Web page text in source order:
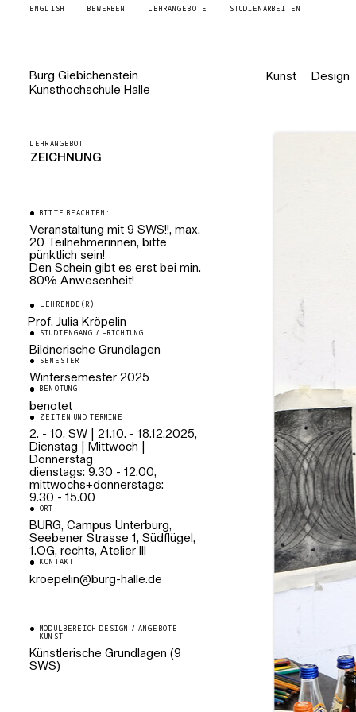
ENGLISH BEWERBEN LEHRANGEBOTE STUDIENARBEITEN
Burg Giebichenstein
Kunsthochschule Halle
Kunst Design
LEHRANGEBOT
ZEICHNUNG
BITTE BEACHTEN:
Veranstaltung mit 9 SWS!!, max.
20 Teilnehmerinnen, bitte
pünktlich sein!
Den Schein gibt es erst bei min.
80% Anwesenheit!
LEHRENDE(R)
Prof. Julia Kröpelin
Professorin für Bildnerische
STUDIENGANG / -RICHTUNG
Bildnerische Grundlagen
SEMESTER
Wintersemester 2025
BENOTUNG
benotet
ZEITEN UND TERMINE
2. - 10. SW | 21.10. - 18.12.2025,
Dienstag | Mittwoch |
Donnerstag
dienstags: 9.30 - 12.00,
mittwochs+donnerstags:
9.30 - 15.00
ORT
BURG, Campus Unterburg,
Seebener Strasse 1, Südflügel,
1.OG, rechts, Atelier III
KONTAKT
ed.ellah-grub@nilepeork
MODULBEREICH DESIGN / ANGEBOTE
KUNST
Künstlerische Grundlagen (9
SWS)